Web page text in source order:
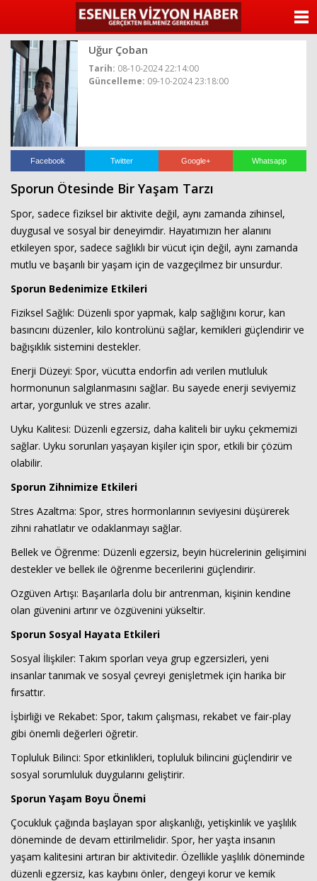
Uğur Çoban
Tarih: 08-10-2024 22:14:00
Güncelleme: 09-10-2024 23:18:00
Facebook Twitter Google+ Whatsapp
Sporun Ötesinde Bir Yaşam Tarzı
Spor, sadece fiziksel bir aktivite değil, aynı zamanda zihinsel,
duygusal ve sosyal bir deneyimdir. Hayatımızın her alanını
etkileyen spor, sadece sağlıklı bir vücut için değil, aynı zamanda
mutlu ve başarılı bir yaşam için de vazgeçilmez bir unsurdur.
Sporun Bedenimize Etkileri
Fiziksel Sağlık: Düzenli spor yapmak, kalp sağlığını korur, kan
basıncını düzenler, kilo kontrolünü sağlar, kemikleri güçlendirir ve
bağışıklık sistemini destekler.
Enerji Düzeyi: Spor, vücutta endorfin adı verilen mutluluk
hormonunun salgılanmasını sağlar. Bu sayede enerji seviyemiz
artar, yorgunluk ve stres azalır.
Uyku Kalitesi: Düzenli egzersiz, daha kaliteli bir uyku çekmemizi
sağlar. Uyku sorunları yaşayan kişiler için spor, etkili bir çözüm
olabilir.
Sporun Zihnimize Etkileri
Stres Azaltma: Spor, stres hormonlarının seviyesini düşürerek
zihni rahatlatır ve odaklanmayı sağlar.
Bellek ve Öğrenme: Düzenli egzersiz, beyin hücrelerinin gelişimini
destekler ve bellek ile öğrenme becerilerini güçlendirir.
Ozgüven Artışı: Başarılarla dolu bir antrenman, kişinin kendine
olan güvenini artırır ve özgüvenini yükseltir.
Sporun Sosyal Hayata Etkileri
Sosyal İlişkiler: Takım sporları veya grup egzersizleri, yeni
insanlar tanımak ve sosyal çevreyi genişletmek için harika bir
fırsattır.
İşbirliği ve Rekabet: Spor, takım çalışması, rekabet ve fair-play
gibi önemli değerleri öğretir.
Topluluk Bilinci: Spor etkinlikleri, topluluk bilincini güçlendirir ve
sosyal sorumluluk duygularını geliştirir.
Sporun Yaşam Boyu Önemi
Çocukluk çağında başlayan spor alışkanlığı, yetişkinlik ve yaşlılık
döneminde de devam ettirilmelidir. Spor, her yaşta insanın
yaşam kalitesini artıran bir aktivitedir. Özellikle yaşlılık döneminde
düzenli egzersiz, kas kaybını önler, dengeyi korur ve kemik
ANASAYFA
YAZARLAR
İLETİŞİM
Haberin Doğru Adresi.